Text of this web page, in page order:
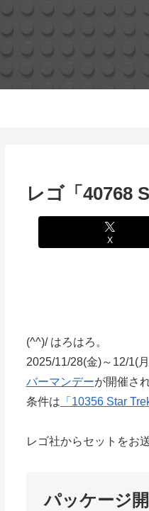
レゴ「40768
X
(^^)/ はろはろ。
2025/11/28(金)～12/1(
バーマンデーが開催さ
条件は 「10356 Star
レゴ社からセットをお
パッケージ